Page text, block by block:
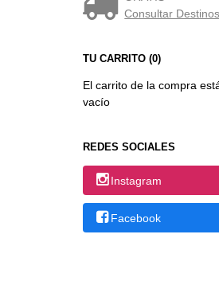
Consultar Destinos
TU CARRITO (0)
El carrito de la compra
vacío
REDES SOCIALES
Instagram
Facebook